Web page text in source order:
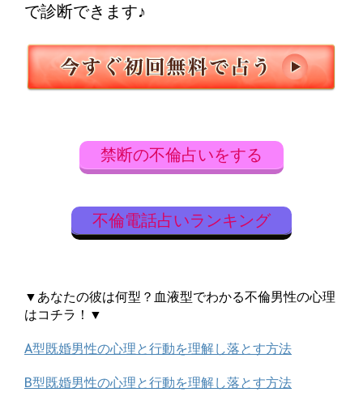
で診断できます♪
禁断の不倫占いをする
不倫電話占いランキング
▼あなたの彼は何型？血液型でわかる不倫男性の心理
はコチラ！▼
A型既婚男性の心理と行動を理解し落とす方法
B型既婚男性の心理と行動を理解し落とす方法